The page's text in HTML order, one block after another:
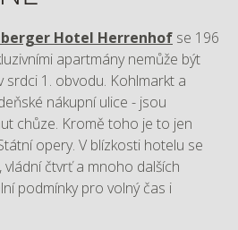
Hotel Herrenhof se 196
apartmány nemůže být
srdci 1. obvodu. Kohlmarkt a
nákupní ulice - jsou
chůze. Kromě toho je to jen
opery. V blízkosti hotelu se
čtvrť a mnoho dalších
podmínky pro volný čas i